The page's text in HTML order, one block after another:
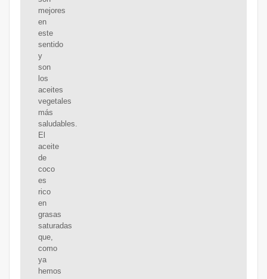
mejores
en
este
sentido
y
son
los
aceites
vegetales
más
saludables.
El
aceite
de
coco
es
rico
en
grasas
saturadas
que,
como
ya
hemos